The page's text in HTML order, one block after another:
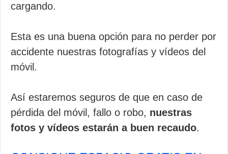
cargando.
Esta es una buena opción para no perder por
accidente nuestras fotografías y vídeos del
móvil.
Así estaremos seguros de que en caso de
pérdida del móvil, fallo o robo, nuestras
fotos y vídeos estarán a buen recaudo.